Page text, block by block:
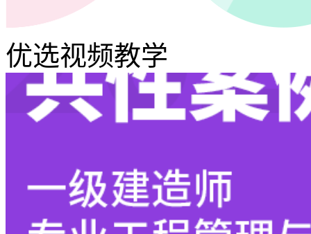
优选视频教学